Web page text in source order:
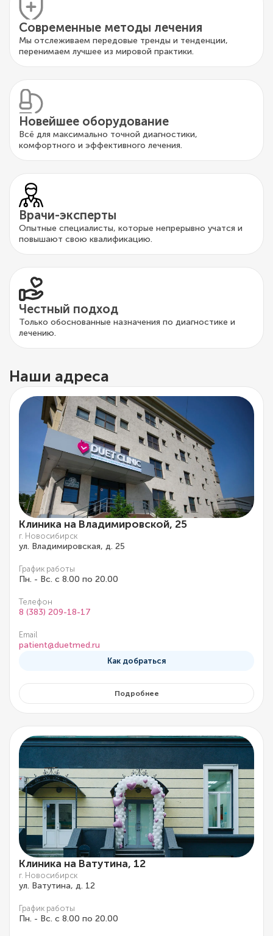
Современные методы лечения
Мы отслеживаем передовые тренды и тенденции,
перенимаем лучшее из мировой практики.
Новейшее оборудование
Всё для максимально точной диагностики,
комфортного и эффективного лечения.
Врачи-эксперты
Опытные специалисты, которые непрерывно учатся и
повышают свою квалификацию.
Честный подход
Только обоснованные назначения по диагностике и
лечению.
Наши адреса
Клиника на Владимировской, 25
г. Новосибирск
ул. Владимировская, д. 25
График работы
Пн. - Вс. с 8.00 по 20.00
Телефон
8 (383) 209-18-17
Email
patient@duetmed.ru
Как добраться
Подробнее
Клиника на Ватутина, 12
г. Новосибирск
ул. Ватутина, д. 12
График работы
Пн. - Вс. с 8.00 по 20.00